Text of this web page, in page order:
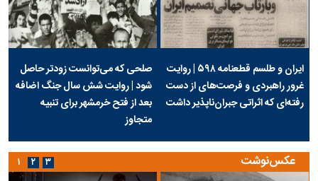
ایران و طلسم قطعنامه ۵۹۸ | روایت
غرور راهبردی و فرصت‌های از دست
رفته‌ای که اثراتی جبران‌ناپذیر داشت
صلحی که می‌توانست زودتر حاصل
شود | روایت شش سال جنگ اضافه
بعد از فتح خرمشهر برای تنبیه
متجاوز
عکس‌نوشت ۱ ۲ ۳